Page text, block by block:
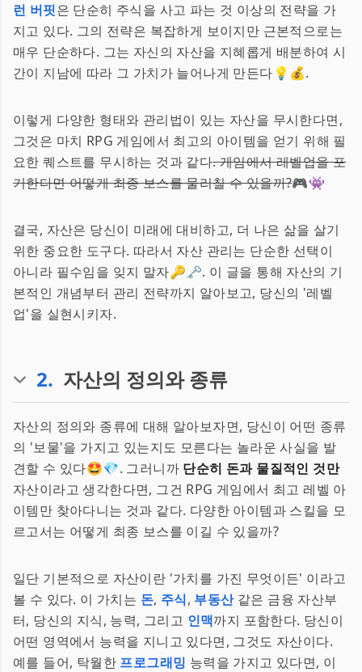
런 버핏은 단순히 주식을 사고 파는 것 이상의 전략을 가
지고 있다. 그의 전략은 복잡하게 보이지만 근본적으로는
매우 단순하다. 그는 자신의 자산을 지혜롭게 배분하여 시
간이 지남에 따라 그 가치가 늘어나게 만든다💡💰.
이렇게 다양한 형태와 관리법이 있는 자산을 무시한다면,
그것은 마치 RPG 게임에서 최고의 아이템을 얻기 위해 필
요한 퀘스트를 무시하는 것과 같다. 게임에서 레벨업을 포
기한다면 어떻게 최종 보스를 물리칠 수 있을까?🎮👾
결국, 자산은 당신이 미래에 대비하고, 더 나은 삶을 살기
위한 중요한 도구다. 따라서 자산 관리는 단순한 선택이
아니라 필수임을 잊지 말자🔑🗝️. 이 글을 통해 자산의 기
본적인 개념부터 관리 전략까지 알아보고, 당신의 '레벨
업'을 실현시키자.
2. 자산의 정의와 종류
자산의 정의와 종류에 대해 알아보자면, 당신이 어떤 종류
의 '보물'을 가지고 있는지도 모른다는 놀라운 사실을 발
견할 수 있다🤩💎. 그러니까 단순히 돈과 물질적인 것만
자산이라고 생각한다면, 그건 RPG 게임에서 최고 레벨 아
이템만 찾아다니는 것과 같다. 다양한 아이템과 스킬을 모
르고서는 어떻게 최종 보스를 이길 수 있을까?
일단 기본적으로 자산이란 '가치를 가진 무엇이든' 이라고
볼 수 있다. 이 가치는 돈, 주식, 부동산같은 금융 자산부
터, 당신의 지식, 능력, 그리고 인맥까지 포함한다. 당신이
어떤 영역에서 능력을 지니고 있다면, 그것도 자산이다.
예를 들어, 탁월한 프로그래밍 능력을 가지고 있다면, 이